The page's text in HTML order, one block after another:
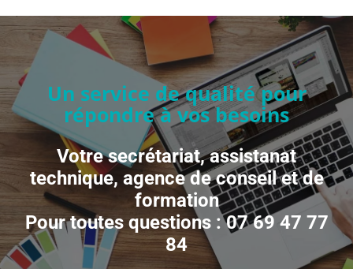
Un service de qualité pour
répondre à vos besoins
Votre secrétariat, assistanat
technique, agence de conseil et de
formation
Pour toutes questions : 07 69 47 77
84